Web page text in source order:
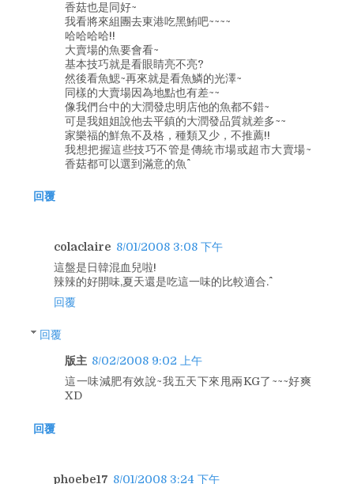
香菇也是同好~
我看將來組團去東港吃黑鮪吧~~~~
哈哈哈哈!!
大賣場的魚要會看~
基本技巧就是看眼睛亮不亮?
然後看魚鰓~再來就是看魚鱗的光澤~
同樣的大賣場因為地點也有差~~
像我們台中的大潤發忠明店他的魚都不錯~
可是我姐姐說他去平鎮的大潤發品質就差多~~
家樂福的鮮魚不及格，種類又少，不推薦!!
我想把握這些技巧不管是傳統市場或超市大賣場~
香菇都可以選到滿意的魚^^
回覆
colaclaire 8/01/2008 3:08 下午
這盤是日韓混血兒啦!
辣辣的好開味,夏天還是吃這一味的比較適合.^^
回覆
回覆
版主 8/02/2008 9:02 上午
這一味減肥有效說~我五天下來甩兩KG了~~~好爽
XD
回覆
phoebe17 8/01/2008 3:24 下午